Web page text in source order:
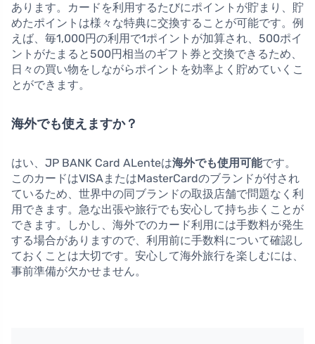
あります。カードを利用するたびにポイントが貯まり、貯
めたポイントは様々な特典に交換することが可能です。例
えば、毎1,000円の利用で1ポイントが加算され、500ポイ
ントがたまると500円相当のギフト券と交換できるため、
日々の買い物をしながらポイントを効率よく貯めていくこ
とができます。
海外でも使えますか？
はい、JP BANK Card ALenteは海外でも使用可能です。
このカードはVISAまたはMasterCardのブランドが付され
ているため、世界中の同ブランドの取扱店舗で問題なく利
用できます。急な出張や旅行でも安心して持ち歩くことが
できます。しかし、海外でのカード利用には手数料が発生
する場合がありますので、利用前に手数料について確認し
ておくことは大切です。安心して海外旅行を楽しむには、
事前準備が欠かせません。